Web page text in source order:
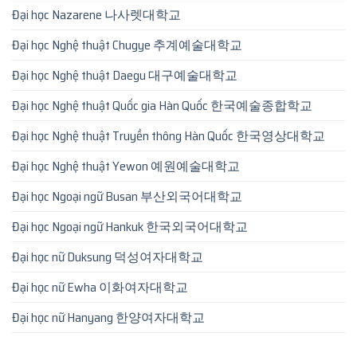
Đại học Nazarene 나사렛대학교
Đại học Nghệ thuật Chugye 추계예술대학교
Đại học Nghệ thuật Daegu 대구예술대학교
Đại học Nghệ thuật Quốc gia Hàn Quốc 한국예술종합학교
Đại học Nghệ thuật Truyền thông Hàn Quốc 한국영상대학교
Đại học Nghệ thuật Yewon 예원예술대학교
Đại học Ngoại ngữ Busan 부산외국어대학교
Đại học Ngoại ngữ Hankuk 한국외국어대학교
Đại học nữ Duksung 덕성여자대학교
Đại học nữ Ewha 이화여자대학교
Đại học nữ Hanyang 한양여자대학교